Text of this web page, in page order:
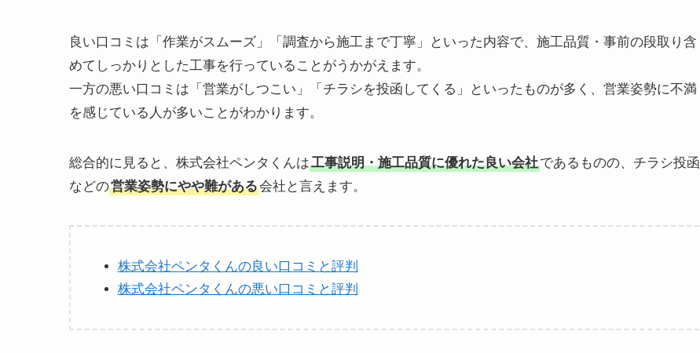
良い口コミは「作業がスムーズ」「調査から施工まで丁寧」といった内容で、施工品質・事前の段取り含
めてしっかりとした工事を行っていることがうかがえます。
一方の悪い口コミは「営業がしつこい」「チラシを投函してくる」といったものが多く、営業姿勢に不満
を感じている人が多いことがわかります。
総合的に見ると、株式会社ペンタくんは工事説明・施工品質に優れた良い会社であるものの、チラシ投函
などの営業姿勢にやや難がある会社と言えます。
株式会社ペンタくんの良い口コミと評判
株式会社ペンタくんの悪い口コミと評判